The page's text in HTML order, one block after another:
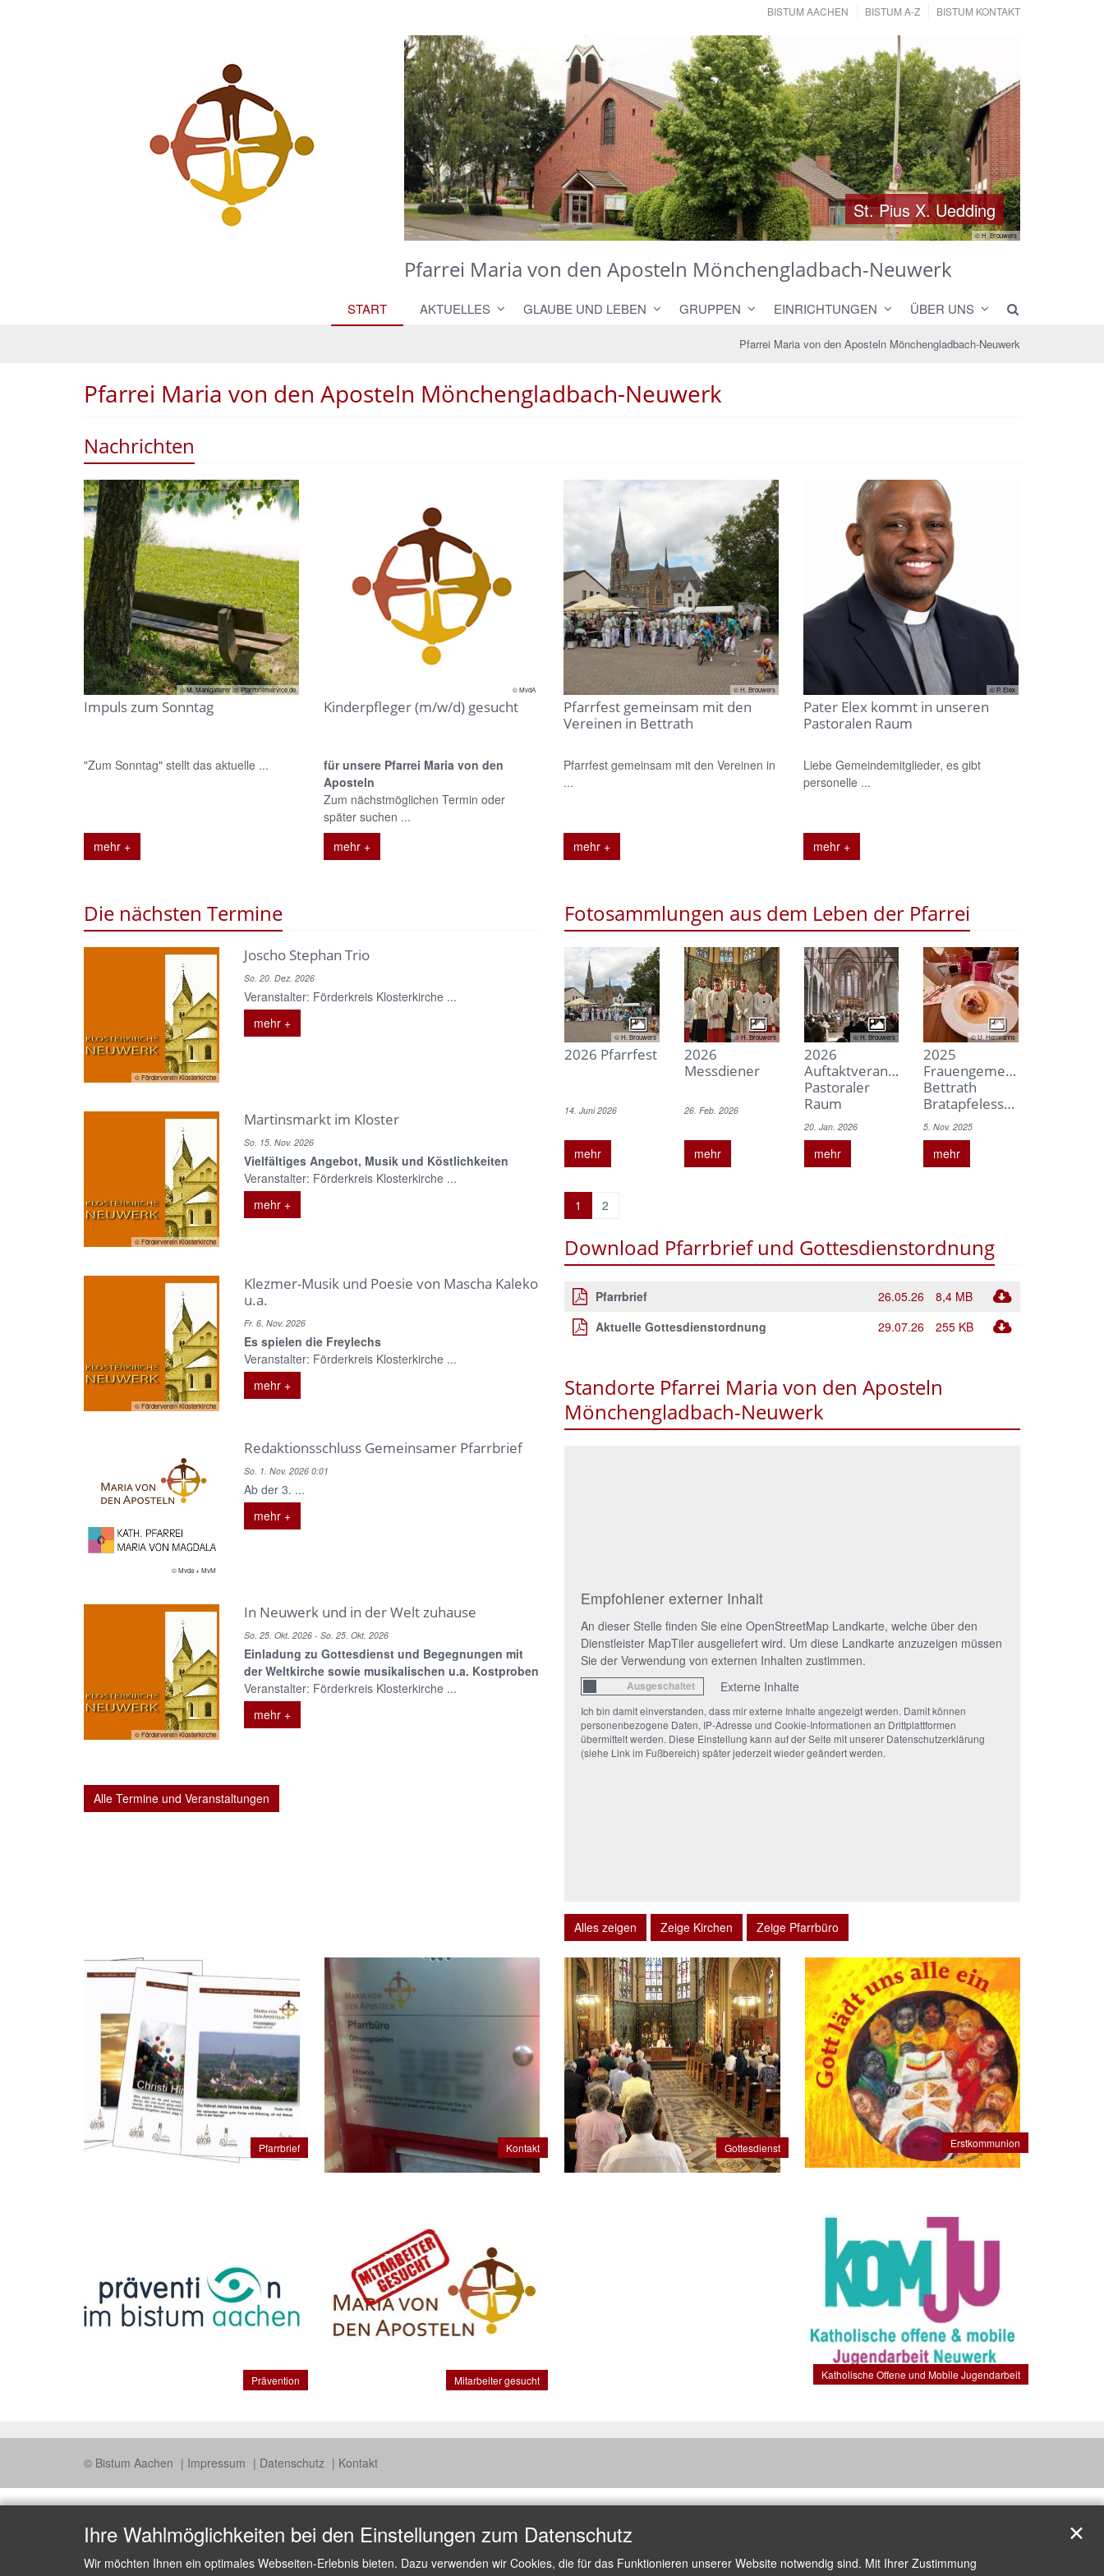
BISTUM AACHEN BISTUM A-Z BISTUM KONTAKT
© H. Brouwers
St. Pius X. Uedding
St. Pius X. Uedding
Pfarrei Maria von den Aposteln Mönchengladbach-Neuwerk
START AKTUELLES GLAUBE UND LEBEN GRUPPEN EINRICHTUNGEN ÜBER UNS
Pfarrei Maria von den Aposteln Mönchengladbach-Neuwerk
Pfarrei Maria von den Aposteln Mönchengladbach-Neuwerk
Nachrichten
© M. Manigatterer in: Pfarrbriefservice.de
Impuls zum Sonntag
"Zum Sonntag" stellt das aktuelle ...
mehr +
© MvdA
Kinderpfleger (m/w/d) gesucht
für unsere Pfarrei Maria von den
Aposteln
Zum nächstmöglichen Termin oder
später suchen ...
mehr +
© H. Brouwers
Pfarrfest gemeinsam mit den
Vereinen in Bettrath
Pfarrfest gemeinsam mit den Vereinen in
...
mehr +
© P. Elex
Pater Elex kommt in unseren
Pastoralen Raum
Liebe Gemeindemitglieder, es gibt
personelle ...
mehr +
Die nächsten Termine
© Förderverein Klosterkirche
Joscho Stephan Trio
So. 20. Dez. 2026
Veranstalter: Förderkreis Klosterkirche ...
mehr +
© Förderverein Klosterkirche
Martinsmarkt im Kloster
So. 15. Nov. 2026
Vielfältiges Angebot, Musik und Köstlichkeiten
Veranstalter: Förderkreis Klosterkirche ...
mehr +
© Förderverein Klosterkirche
Klezmer-Musik und Poesie von Mascha Kaleko
u.a.
Fr. 6. Nov. 2026
Es spielen die Freylechs
Veranstalter: Förderkreis Klosterkirche ...
mehr +
© Mvda + MvM
Redaktionsschluss Gemeinsamer Pfarrbrief
So. 1. Nov. 2026 0:01
Ab der 3. ...
mehr +
© Förderverein Klosterkirche
In Neuwerk und in der Welt zuhause
So. 25. Okt. 2026 - So. 25. Okt. 2026
Einladung zu Gottesdienst und Begegnungen mit
der Weltkirche sowie musikalischen u.a. Kostproben
Veranstalter: Förderkreis Klosterkirche ...
mehr +
Alle Termine und Veranstaltungen
Fotosammlungen aus dem Leben der Pfarrei
© H. Brouwers
2026 Pfarrfest
14. Juni 2026
mehr
© H. Brouwers
2026
Messdiener
26. Feb. 2026
mehr
© H. Brouwers
2026
Auftaktveranstaltung
Pastoraler
Raum
20. Jan. 2026
mehr
© U. Hermanns
2025
Frauengemeinschaft
Bettrath
Bratapfelessen
5. Nov. 2025
mehr
1 2
Download Pfarrbrief und Gottesdienstordnung
Pfarrbrief 8,4 MB
26.05.26
Aktuelle Gottesdienstordnung
255 KB
29.07.26
Standorte Pfarrei Maria von den Aposteln
Mönchengladbach-Neuwerk
Empfohlener externer Inhalt
An dieser Stelle finden Sie eine OpenStreetMap Landkarte, welche über den
Dienstleister MapTiler ausgeliefert wird. Um diese Landkarte anzuzeigen müssen
Sie der Verwendung von externen Inhalten zustimmen.
Externe Inhalte
Ich bin damit einverstanden, dass mir externe Inhalte angezeigt werden. Damit können
personenbezogene Daten, IP-Adresse und Cookie-Informationen an Drittplattformen
übermittelt werden. Diese Einstellung kann auf der Seite mit unserer Datenschutzerklärung
(siehe Link im Fußbereich) später jederzeit wieder geändert werden.
Alles zeigen Zeige Kirchen Zeige Pfarrbüro
Pfarrbrief
Prävention
Kontakt
Mitarbeiter gesucht
Gottesdienst Erstkommunion
Katholische Offene und Mobile Jugendarbeit
© Bistum Aachen Impressum Datenschutz Kontakt
Ihre Wahlmöglichkeiten bei den Einstellungen zum Datenschutz
Wir möchten Ihnen ein optimales Webseiten-Erlebnis bieten. Dazu verwenden wir Cookies, die für das Funktionieren unserer Website notwendig sind. Mit Ihrer Zustimmung
✕